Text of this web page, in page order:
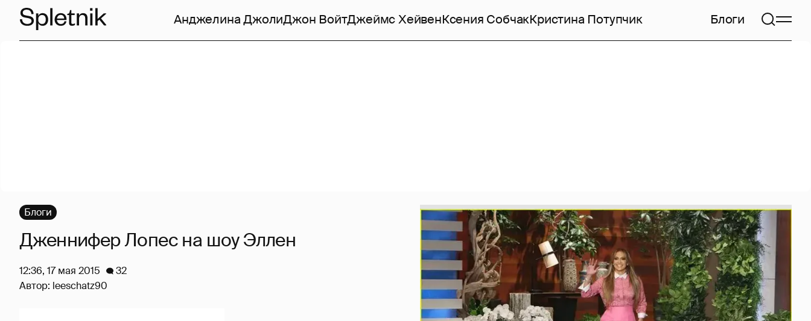
Анджелина ДжолиДжон ВойтДжеймс ХейвенКсения СобчакКристина Потупчик Блоги
Блоги
Дженнифер Лопес на шоу Эллен
12:36, 17 мая 2015
32
Автор: leeschatz90